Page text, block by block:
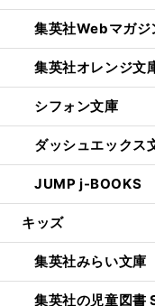
集英社Webマガジ
集英社オレンジ文
シフォン文庫
ダッシュエックス
JUMP j-BOOKS
キッズ
集英社みらい文庫
集英社の児童図書